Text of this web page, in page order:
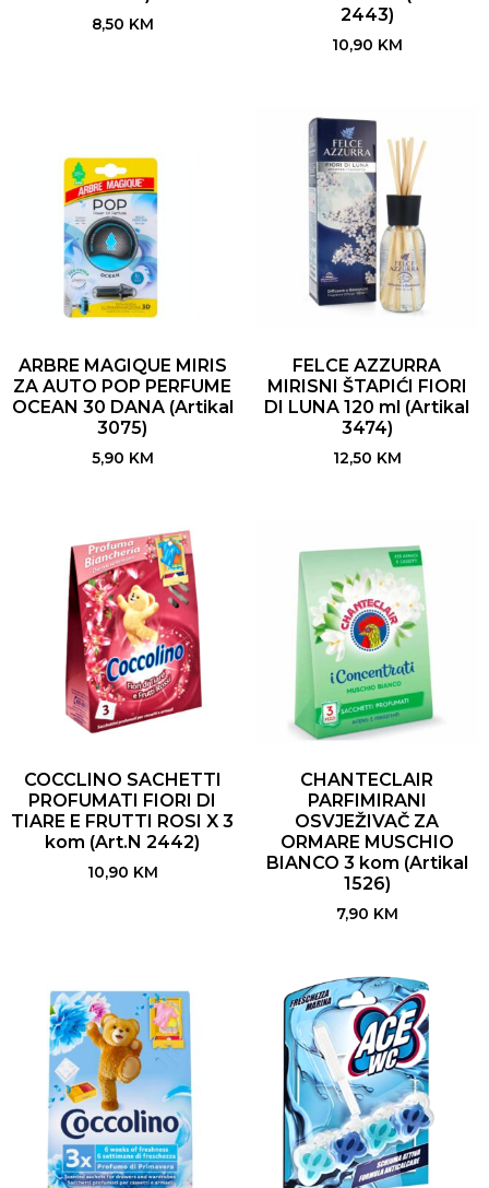
8,50 KM
2443)
10,90 KM
ARBRE MAGIQUE MIRIS
ZA AUTO POP PERFUME
OCEAN 30 DANA (Artikal
3075)
5,90 KM
FELCE AZZURRA
MIRISNI ŠTAPIĆI FIORI
DI LUNA 120 ml (Artikal
3474)
12,50 KM
COCCLINO SACHETTI
PROFUMATI FIORI DI
TIARE E FRUTTI ROSI X 3
kom (Art.N 2442)
10,90 KM
CHANTECLAIR
PARFIMIRANI
OSVJEŽIVAČ ZA
ORMARE MUSCHIO
BIANCO 3 kom (Artikal
1526)
7,90 KM